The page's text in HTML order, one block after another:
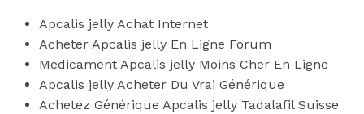
Apcalis jelly Achat Internet
Acheter Apcalis jelly En Ligne Forum
Medicament Apcalis jelly Moins Cher En Ligne
Apcalis jelly Acheter Du Vrai Générique
Achetez Générique Apcalis jelly Tadalafil Suisse